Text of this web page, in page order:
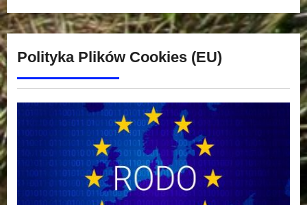
Polityka Plików Cookies (EU)